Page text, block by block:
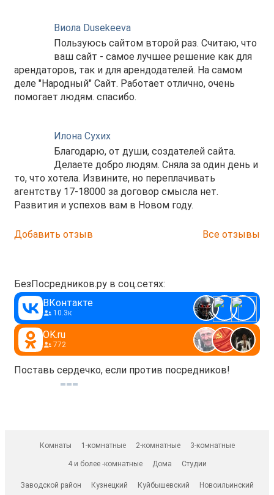
Виола Dusekeeva
Пользуюсь сайтом второй раз. Считаю, что
ваш сайт - самое лучшее решение как для
арендаторов, так и для арендодателей. На самом
деле "Народный" Сайт. Работает отлично, очень
помогает людям. спасибо.
Илона Сухих
Благодарю, от души, создателей сайта.
Делаете добро людям. Сняла за один день и
то, что хотела. Извините, но переплачивать
агентству 17-18000 за договор смысла нет.
Развития и успехов вам в Новом году.
Добавить отзыв Все отзывы
БезПосредников.ру в соц.сетях:
ВКонтакте
10.3к
OK.ru
772
Поставь сердечко, если против посредников!
Комнаты 1-комнатные 2-комнатные 3-комнатные
4 и более -комнатные Дома Студии
Заводской район Кузнецкий Куйбышевский Новоильинский